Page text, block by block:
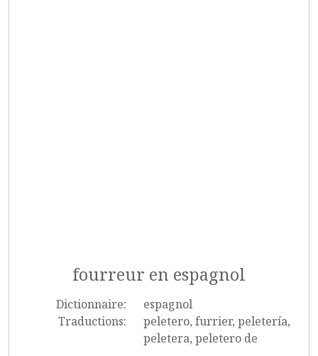
fourreur en espagnol
Dictionnaire:
espagnol
Traductions:
peletero, furrier, peletería,
peletera, peletero de